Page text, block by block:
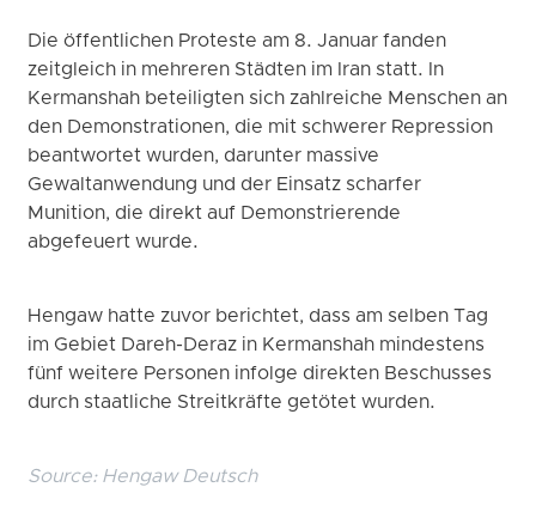
Die öffentlichen Proteste am 8. Januar fanden
zeitgleich in mehreren Städten im Iran statt. In
Kermanshah beteiligten sich zahlreiche Menschen an
den Demonstrationen, die mit schwerer Repression
beantwortet wurden, darunter massive
Gewaltanwendung und der Einsatz scharfer
Munition, die direkt auf Demonstrierende
abgefeuert wurde.
Hengaw hatte zuvor berichtet, dass am selben Tag
im Gebiet Dareh-Deraz in Kermanshah mindestens
fünf weitere Personen infolge direkten Beschusses
durch staatliche Streitkräfte getötet wurden.
Source: Hengaw Deutsch